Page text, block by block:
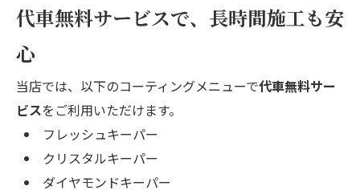
代車無料サービスで、長時間施工も安
心
当店では、以下のコーティングメニューで代車無料サー
ビスをご利用いただけます。
フレッシュキーパー
クリスタルキーパー
ダイヤモンドキーパー